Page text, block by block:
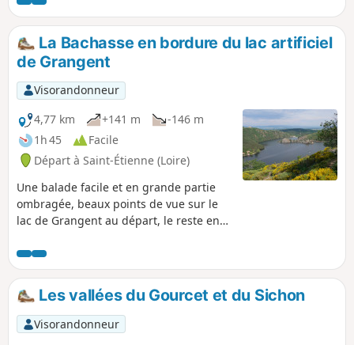
La Bachasse en bordure du lac artificiel
de Grangent
Visorandonneur
4,77 km
+141 m
-146 m
1h 45
Facile
Départ à Saint-Étienne (Loire)
Une balade facile et en grande partie
ombragée, beaux points de vue sur le
lac de Grangent au départ, le reste en
explicatifs et ludiques sur la faune, la
flore. Le site est en cours de
restauration vers la forêt naturelle,
après avoir été planté de pins douglas
au siècle dernier. Idéal pour promenade
familiale et / ou par temps chaud.
Les vallées du Gourcet et du Sichon
Visorandonneur